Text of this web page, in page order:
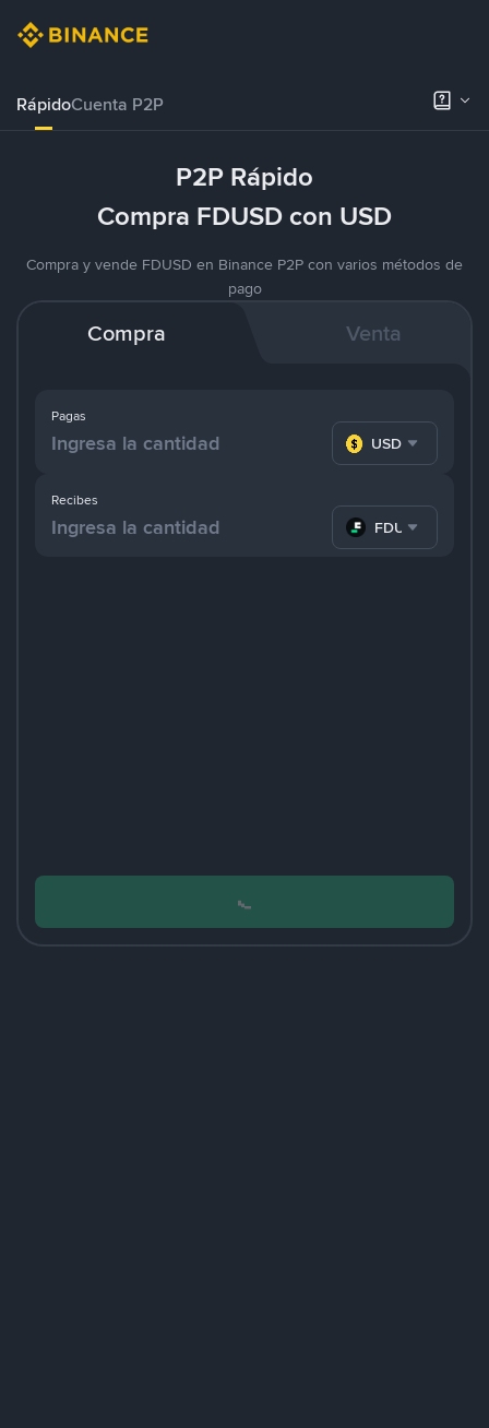
RápidoCuenta P2P
P2P Rápido
Compra FDUSD con USD
Compra y vende FDUSD en Binance P2P con varios métodos de
pago
Compra Venta
Pagas
USD
Recibes
FDUSD